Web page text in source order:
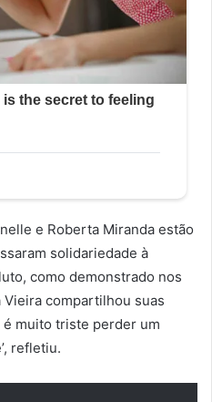
e Roberta Miranda estão
solidariedade à
como demonstrado nos
Vieira compartilhou suas
é muito triste perder um
refletiu.